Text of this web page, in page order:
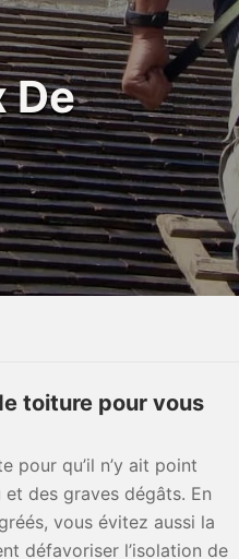
De
toiture pour vous
pour qu’il n’y ait point
et des graves dégâts. En
vous évitez aussi la
défavoriser l’isolation de